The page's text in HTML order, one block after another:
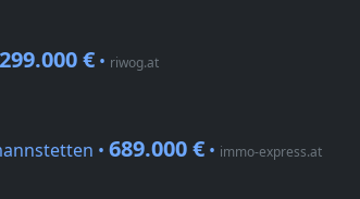
299.000 € • riwog.at
• 689.000 € • immo-express.at